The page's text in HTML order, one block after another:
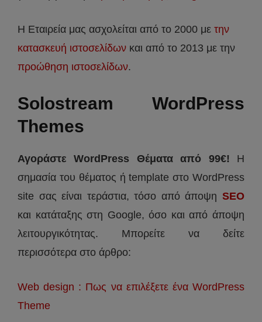
Η Εταιρεία μας ασχολείται από το 2000 με την
κατασκευή ιστοσελίδων και από το 2013 με την
προώθηση ιστοσελίδων.
Solostream WordPress
Themes
Αγοράστε WordPress Θέματα από 99€! Η
σημασία του θέματος ή template στο WordPress
site σας είναι τεράστια, τόσο από άποψη SEO
και κατάταξης στη Google, όσο και από άποψη
λειτουργικότητας. Μπορείτε να δείτε
περισσότερα στο άρθρο:
Web design : Πως να επιλέξετε ένα WordPress
Theme